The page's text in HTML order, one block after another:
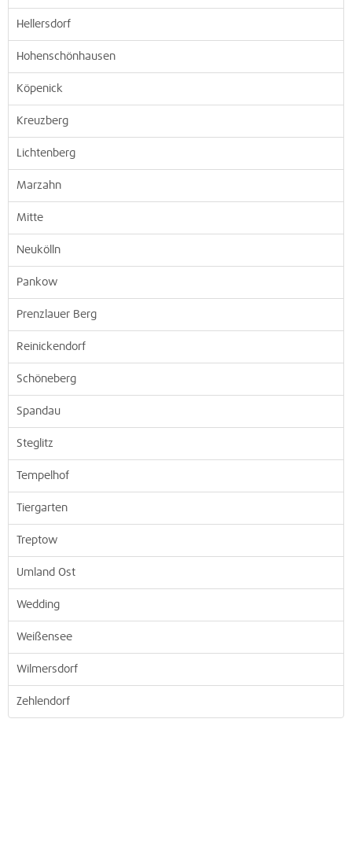
Hellersdorf
Hohenschönhausen
Köpenick
Kreuzberg
Lichtenberg
Marzahn
Mitte
Neukölln
Pankow
Prenzlauer Berg
Reinickendorf
Schöneberg
Spandau
Steglitz
Tempelhof
Tiergarten
Treptow
Umland Ost
Wedding
Weißensee
Wilmersdorf
Zehlendorf